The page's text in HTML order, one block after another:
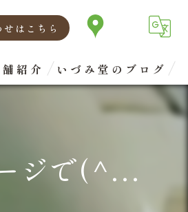
はこちら
紹介 いづみ堂のブログ
ジで(^...